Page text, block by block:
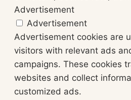
Advertisement
Advertisement
Advertisement cookies are
visitors with relevant ads
campaigns. These cookies
websites and collect
customized ads.